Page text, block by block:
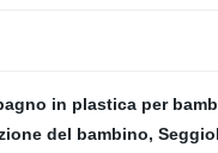
in plastica per
del bambino,